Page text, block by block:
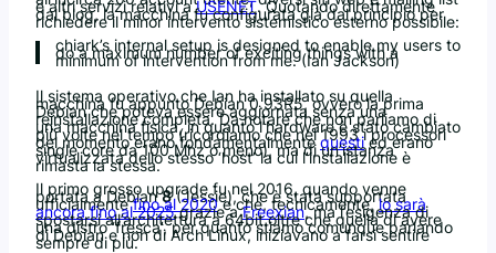
e altri servizi relativi aUSENET. Quotando direttamente
dal blog, la macchina fu configurata già dal principio per
richiedere il minor intervento sistemistico esterno possibile:
chiark’s internal setup is designed to enable my users to
do a maximum number of exciting things with a
minimum of intervention from me. (Ian Jackson)
Il sistema operativo che Ian ha installato su quella
macchina fu appunto Debian 0.93R5, ovvero la prima
Debian che poteva essere aggiornata senza una
reinstallazione completa. Da notare che non parliamo di
una macchina fisica, in quanto l’hardware è stato cambiato
più volte nel tempo (ricordiamo che nel 1993 i processori
del momento erano fondamentalmentequestied erano
single core da 100 Mhz o meno), ma di un’istanza
virtualizzata dello stesso ‘host’ la cui l’installazione è
rimasta la stessa.
Il primo grosso upgrade fu nel 2016, quando venne
portata a Debian8(Jessie), che è stata supportata
ufficialmentefino al 2020e che, tecnicamente,lo sarà
ancora fino al 2025grazie aFreexian, ma l’esigenza di
spostarsi all’architettura a 64bit oltre che quella di avere
una distro ‘fresca’, per quanto stiamo comunque parlando
di Debian e non di Arch Linux, iniziavano a farsi sentire
sempre di più.